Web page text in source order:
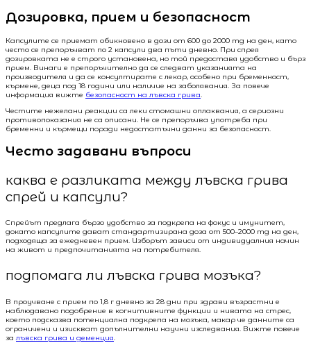
Дозировка, прием и безопасност
Капсулите се приемат обикновено в дози от 600 до 2000 mg на ден, като
често се препоръчват по 2 капсули два пъти дневно. При спрея
дозировката не е строго установена, но той предоставя удобство и бърз
прием. Винаги е препоръчително да се следват указанията на
производителя и да се консултирате с лекар, особено при бременност,
кърмене, деца под 18 години или наличие на заболявания. За повече
информация вижте безопасност на лъвска грива
Честите нежелани реакции са леки стомашни оплаквания, а сериозни
противопоказания не са описани. Не се препоръчва употреба при
бременни и кърмещи поради недостатъчни данни за безопасност.
Често задавани въпроси
каква е разликата между лъвска грива
спрей и капсули?
Спрейът предлага бързо удобство за подкрепа на фокус и имунитет,
докато капсулите дават стандартизирана доза от 500–2000 mg на ден,
подходяща за ежедневен прием. Изборът зависи от индивидуалния начин
на живот и предпочитанията на потребителя.
подпомага ли лъвска грива мозъка?
В проучване с прием по 1,8 г дневно за 28 дни при здрави възрастни е
наблюдавано подобрение в когнитивните функции и нивата на стрес,
което подсказва потенциална подкрепа на мозъка, макар че данните са
ограничени и изискват допълнителни научни изследвания. Вижте повече
залъвска грива и деменция.